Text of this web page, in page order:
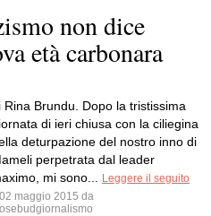
non dice
età carbonara
Rina Brundu. Dopo la tristissima
di ieri chiusa con la ciliegina
deturpazione del nostro inno di
perpetrata dal leader
mi sono...
Leggere il seguito
02 maggio 2015 da